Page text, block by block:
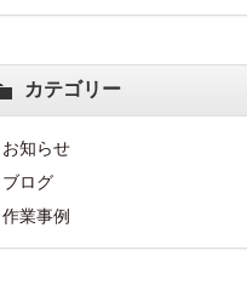
カテゴリー
お知らせ
ブログ
作業事例